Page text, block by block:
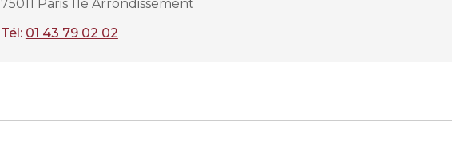
75011 Paris 11e Arrondissement
Tél: 01 43 79 02 02